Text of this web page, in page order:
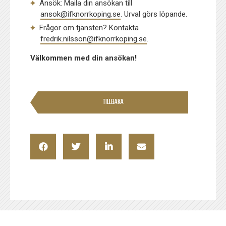
Ansök: Maila din ansökan till
ansok@ifknorrkoping.se. Urval görs löpande.
Frågor om tjänsten? Kontakta
fredrik.nilsson@ifknorrkoping.se.
Välkommen med din ansökan!
TILLBAKA